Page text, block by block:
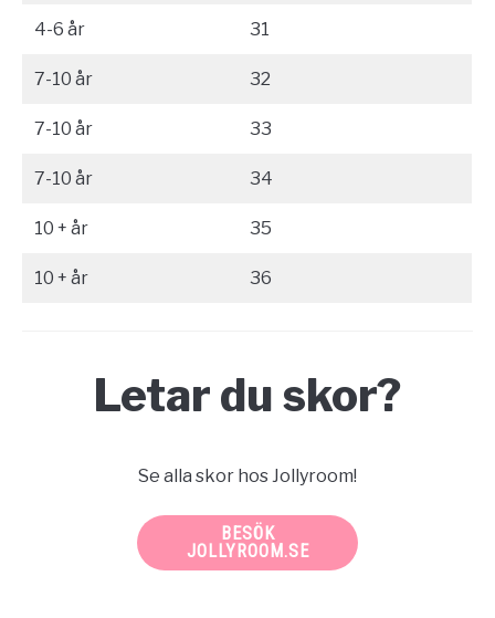
4-6 år 31
7-10 år 32
7-10 år 33
7-10 år 34
10 + år 35
10 + år 36
Letar du skor?
Se alla skor hos Jollyroom!
BESÖK
JOLLYROOM.SE